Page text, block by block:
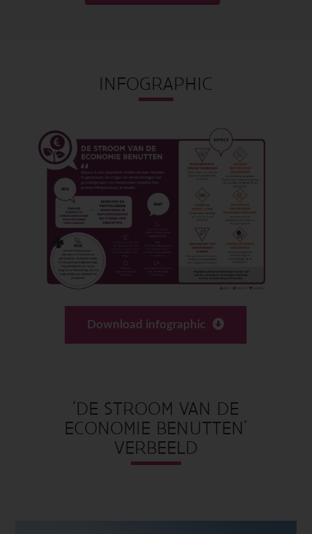
INFOGRAPHIC
Download infographic
‘DE STROOM VAN DE
ECONOMIE BENUTTEN’
VERBEELD